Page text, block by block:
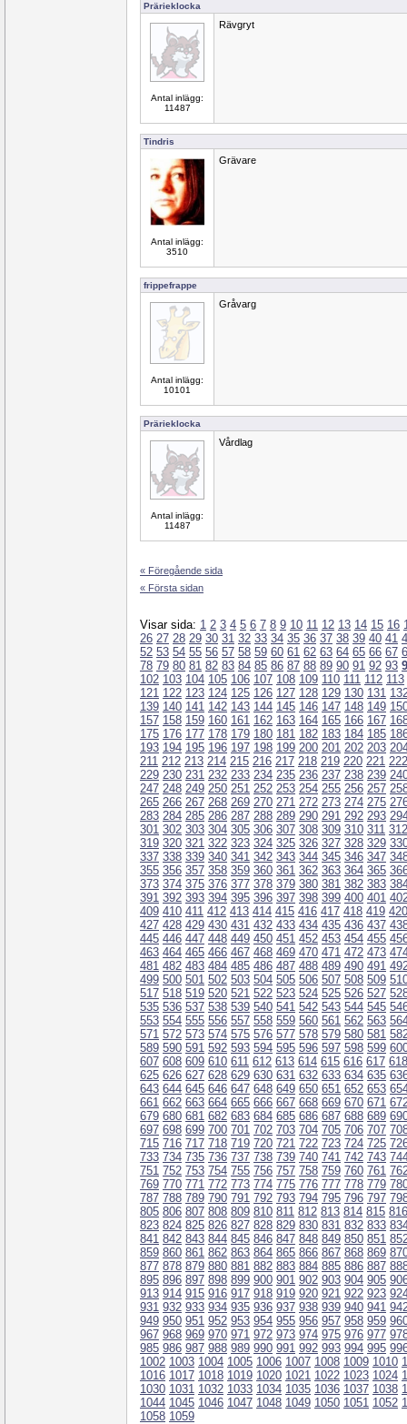
Prärieklocka
Antal inlägg:
11487
Rävgryt
Tindris
Antal inlägg:
3510
Grävare
frippefrappe
Antal inlägg:
10101
Gråvarg
Prärieklocka
Antal inlägg:
11487
Vårdlag
« Föregående sida
« Första sidan
Visar sida: 1 2 3 4 5 6 7 8 9 10 11 12 13 14 15 16
26 27 28 29 30 31 32 33 34 35 36 37 38 39 40 41
52 53 54 55 56 57 58 59 60 61 62 63 64 65 66 67
78 79 80 81 82 83 84 85 86 87 88 89 90 91 92 93
102 103 104 105 106 107 108 109 110 111 112 113
121 122 123 124 125 126 127 128 129 130 131
139 140 141 142 143 144 145 146 147 148 149
157 158 159 160 161 162 163 164 165 166 167
175 176 177 178 179 180 181 182 183 184 185
193 194 195 196 197 198 199 200 201 202 203
211 212 213 214 215 216 217 218 219 220 221 222
229 230 231 232 233 234 235 236 237 238 239
247 248 249 250 251 252 253 254 255 256 257
265 266 267 268 269 270 271 272 273 274 275
283 284 285 286 287 288 289 290 291 292 293
301 302 303 304 305 306 307 308 309 310 311 312
319 320 321 322 323 324 325 326 327 328 329
337 338 339 340 341 342 343 344 345 346 347
355 356 357 358 359 360 361 362 363 364 365
373 374 375 376 377 378 379 380 381 382 383
391 392 393 394 395 396 397 398 399 400 401
409 410 411 412 413 414 415 416 417 418 419 420
427 428 429 430 431 432 433 434 435 436 437
445 446 447 448 449 450 451 452 453 454 455
463 464 465 466 467 468 469 470 471 472 473
481 482 483 484 485 486 487 488 489 490 491
499 500 501 502 503 504 505 506 507 508 509
517 518 519 520 521 522 523 524 525 526 527
535 536 537 538 539 540 541 542 543 544 545
553 554 555 556 557 558 559 560 561 562 563
571 572 573 574 575 576 577 578 579 580 581
589 590 591 592 593 594 595 596 597 598 599
607 608 609 610 611 612 613 614 615 616 617 618
625 626 627 628 629 630 631 632 633 634 635
643 644 645 646 647 648 649 650 651 652 653
661 662 663 664 665 666 667 668 669 670 671
679 680 681 682 683 684 685 686 687 688 689
697 698 699 700 701 702 703 704 705 706 707
715 716 717 718 719 720 721 722 723 724 725
733 734 735 736 737 738 739 740 741 742 743
751 752 753 754 755 756 757 758 759 760 761
769 770 771 772 773 774 775 776 777 778 779
787 788 789 790 791 792 793 794 795 796 797
805 806 807 808 809 810 811 812 813 814 815 816
823 824 825 826 827 828 829 830 831 832 833
841 842 843 844 845 846 847 848 849 850 851
859 860 861 862 863 864 865 866 867 868 869
877 878 879 880 881 882 883 884 885 886 887
895 896 897 898 899 900 901 902 903 904 905
913 914 915 916 917 918 919 920 921 922 923
931 932 933 934 935 936 937 938 939 940 941
949 950 951 952 953 954 955 956 957 958 959
967 968 969 970 971 972 973 974 975 976 977
985 986 987 988 989 990 991 992 993 994 995
1002 1003 1004 1005 1006 1007 1008 1009 1010
1016 1017 1018 1019 1020 1021 1022 1023 1024
1030 1031 1032 1033 1034 1035 1036 1037 1038
1044 1045 1046 1047 1048 1049 1050 1051 1052
1058 1059